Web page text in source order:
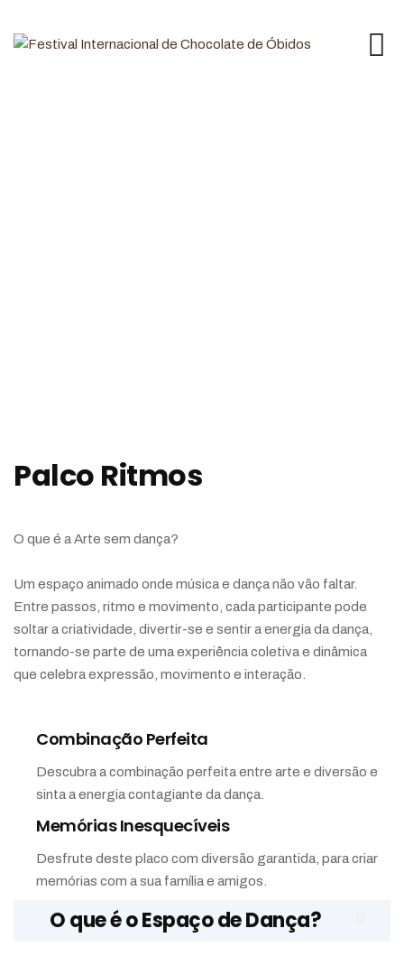
Palco Ritmos
O que é a Arte sem dança?
Um espaço animado onde música e dança não vão faltar.
Entre passos, ritmo e movimento, cada participante pode
soltar a criatividade, divertir-se e sentir a energia da dança,
tornando-se parte de uma experiência coletiva e dinâmica
que celebra expressão, movimento e interação.
Combinação Perfeita
Descubra a combinação perfeita entre arte e diversão e
sinta a energia contagiante da dança.
Memórias Inesquecíveis
Desfrute deste placo com diversão garantida, para criar
memórias com a sua família e amigos.
O que é o Espaço de Dança?